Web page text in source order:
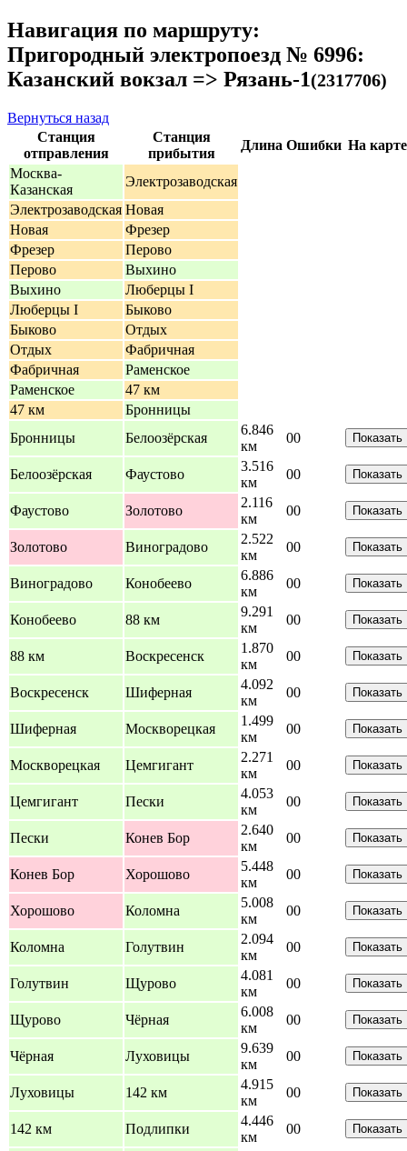
Навигация по маршруту:
Пригородный электропоезд № 6996:
Казанский вокзал => Рязань-1(2317706)
Вернуться назад
Станция
отправления
Станция
прибытия
Длина Ошибки На карте
Москва-
Казанская
Электрозаводская
Электрозаводская Новая
Новая
Фрезер
Фрезер
Перово
Перово
Выхино
Выхино
Люберцы I
Люберцы I
Быково
Быково
Отдых
Отдых
Фабричная
Фабричная
Раменское
Раменское
47 км
47 км
Бронницы
Бронницы
Белоозёрская
6.846
км
00 Показать
Белоозёрская Фаустово
3.516
км
00 Показать
Фаустово Золотово
2.116
км
00 Показать
Золотово Виноградово
2.522
км
00 Показать
Виноградово Конобеево
6.886
км
00 Показать
Конобеево 88 км
9.291
км
00 Показать
88 км Воскресенск
1.870
км
00 Показать
Воскресенск Шиферная
4.092
км
00 Показать
Шиферная Москворецкая
1.499
км
00 Показать
Москворецкая Цемгигант
2.271
км
00 Показать
Цемгигант Пески
4.053
км
00 Показать
Пески Конев Бор
2.640
км
00 Показать
Конев Бор Хорошово
5.448
км
00 Показать
Хорошово Коломна
5.008
км
00 Показать
Коломна Голутвин
2.094
км
00 Показать
Голутвин Щурово
4.081
км
00 Показать
Щурово Чёрная
6.008
км
00 Показать
Чёрная Луховицы
9.639
км
00 Показать
Луховицы 142 км
4.915
км
00 Показать
142 км Подлипки
4.446
км
00 Показать